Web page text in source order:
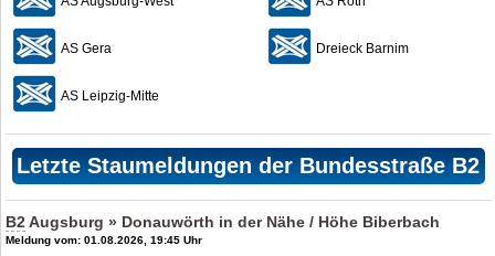
AS Gera
AS Leipzig-Mitte
Dreieck Barnim
Letzte Staumeldungen der Bundesstraße B2
B2Augsburg » Donauwörth in der Nähe / Höhe Biberbach
Meldung vom: 01.08.2026, 19:45 Uhr